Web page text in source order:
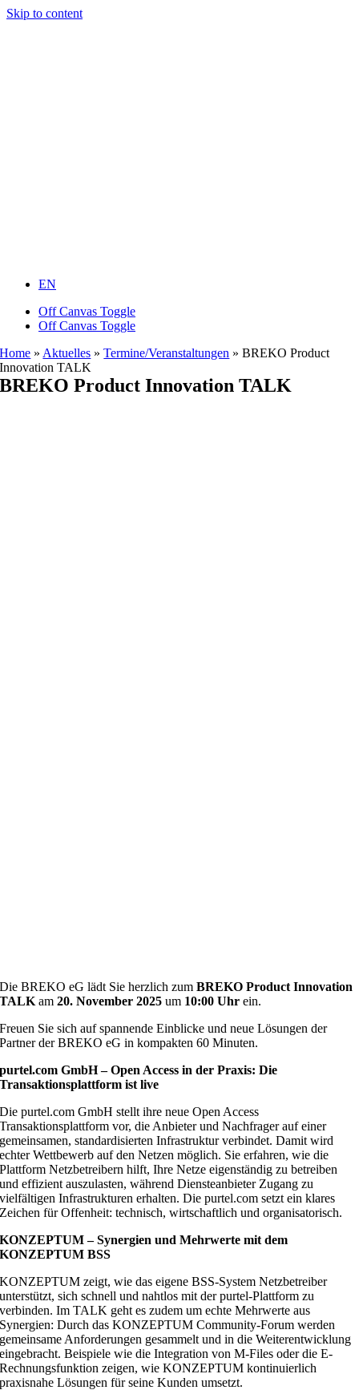
Skip to content
EN
Off Canvas Toggle
Off Canvas Toggle
Home » Aktuelles »Termine/Veranstaltungen »BREKO Product
Innovation TALK
BREKO Product Innovation TALK
Die BREKO eG lädt Sie herzlich zumBREKO Product Innovation
TALK am20. November 2025um 10:00 Uhr ein.
Freuen Sie sich auf spannende Einblicke und neue Lösungen der
Partner der BREKO eG in kompakten 60 Minuten.
purtel.com GmbH – Open Access in der Praxis: Die
Transaktionsplattform ist live
Die purtel.com GmbH stellt ihre neue Open Access
Transaktionsplattform vor, die Anbieter und Nachfrager auf einer
gemeinsamen, standardisierten Infrastruktur verbindet. Damit wird
echter Wettbewerb auf den Netzen möglich. Sie erfahren, wie die
Plattform Netzbetreibern hilft, Ihre Netze eigenständig zu betreiben
und effizient auszulasten, während Diensteanbieter Zugang zu
vielfältigen Infrastrukturen erhalten. Die purtel.com setzt ein klares
Zeichen für Offenheit: technisch, wirtschaftlich und organisatorisch.
KONZEPTUM – Synergien und Mehrwerte mit dem
KONZEPTUM BSS
KONZEPTUM zeigt, wie das eigene BSS-System Netzbetreiber
unterstützt, sich schnell und nahtlos mit der purtel-Plattform zu
verbinden. Im TALK geht es zudem um echte Mehrwerte aus
Synergien: Durch das KONZEPTUM Community-Forum werden
gemeinsame Anforderungen gesammelt und in die Weiterentwicklung
eingebracht. Beispiele wie die Integration von M-Files oder die E-
Rechnungsfunktion zeigen, wie KONZEPTUM kontinuierlich
praxisnahe Lösungen für seine Kunden umsetzt.